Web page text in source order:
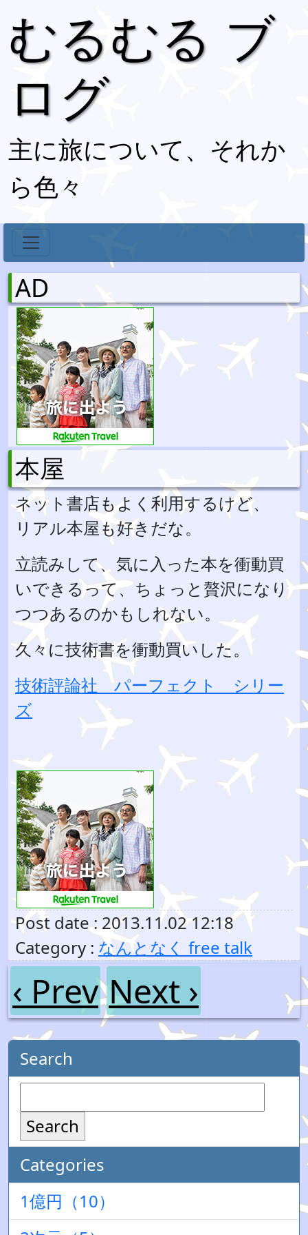
むるむる ブ
ログ
主に旅について、それか
ら色々
AD
本屋
ネット書店もよく利用するけど、
リアル本屋も好きだな。
立読みして、気に入った本を衝動買
いできるって、ちょっと贅沢になり
つつあるのかもしれない。
久々に技術書を衝動買いした。
技術評論社 パーフェクト シリー
ズ
Post date : 2013.11.02 12:18
Category : なんとなく free talk
‹ Prev Next ›
Search
Search
Categories
1億円（10）